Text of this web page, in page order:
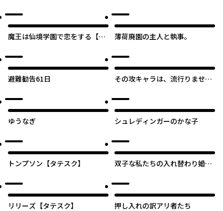
魔王は仙境学園で恋をする【タ
薄荷廃園の主人と執事。
避難勧告61日
その攻キャラは、流行りませ
ゆうなぎ シュレディンガーのかな子
トンプソン【タテスク】
双子な私たちの入れ替わり婚
ひらに。―【タテスク】
リリーズ【タテスク】 押し入れの訳アリ者たち